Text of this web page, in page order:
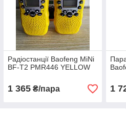
Радіостанції Baofeng MiNi
BF-T2 PMR446 YELLOW
1 365₴/пара 1